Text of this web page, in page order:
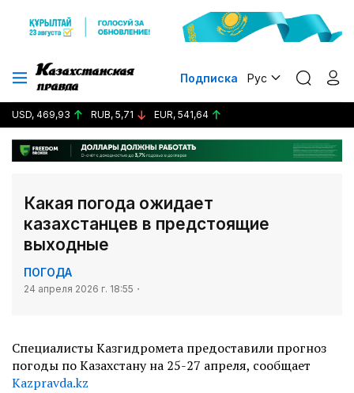
Подписка Рус
USD, 469,93 RUB, 5,71 EUR, 541,64
Какая погода ожидает
казахстанцев в предстоящие
выходные
ПОГОДА
24 апреля 2026 г. 18:55
Специалисты Казгидромета предоставили прогноз
погоды по Казахстану на 25-27 апреля, сообщает
Kazpravda.kz